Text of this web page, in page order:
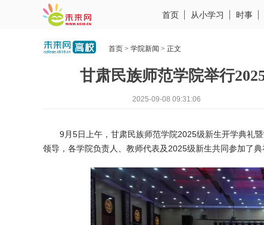
首页 从小学习 时事
首页 > 学院新闻 > 正文
甘肃民族师范学院举行
2025-09-08 09:31:06
9月5日上午，甘肃民族师范学院2025级新生开学典礼
领导，各学院负责人、教师代表及2025级新生共同参加了典